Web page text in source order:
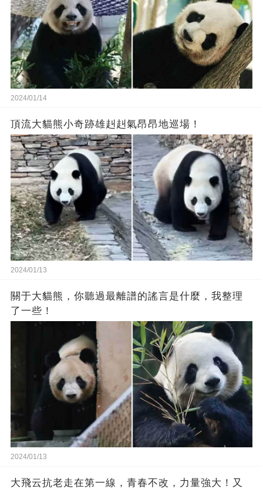
2024/01/14
頂流大貓熊小奇跡雄赳赳氣昂昂地巡場！
2024/01/13
關于大貓熊，你聽過最離譜的謠言是什麼，我整理
了一些！
2024/01/13
大飛云抗老走在第一線，青春不改，力量強大！又